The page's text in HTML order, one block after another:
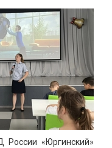
«Юргинский»